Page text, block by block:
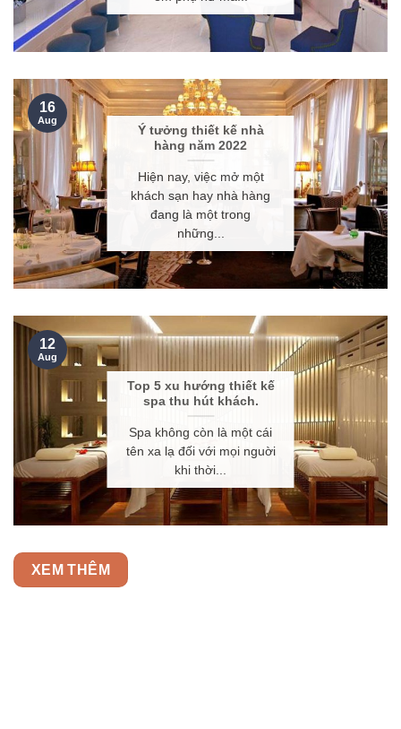
Ý tưởng thiết kế nhà
hàng năm 2022
Hiện nay, việc mở một
khách sạn hay nhà hàng
đang là một trong
những...
16
Aug
Top 5 xu hướng thiết kế
spa thu hút khách.
Spa không còn là một cái
tên xa lạ đối với mọi nguời
khi thời...
12
Aug
XEM THÊM